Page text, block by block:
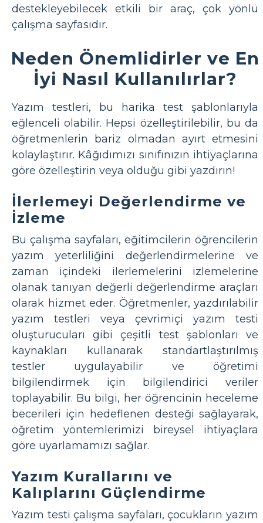
destekleyebilecek etkili bir araç, çok yönlü
çalışma sayfasıdır.
Neden Önemlidirler ve En
İyi Nasıl Kullanılırlar?
Yazım testleri, bu harika test şablonlarıyla
eğlenceli olabilir. Hepsi özelleştirilebilir, bu da
öğretmenlerin bariz olmadan ayırt etmesini
kolaylaştırır. Kâğıdımızı sınıfınızın ihtiyaçlarına
göre özelleştirin veya olduğu gibi yazdırın!
İlerlemeyi Değerlendirme ve
İzleme
Bu çalışma sayfaları, eğitimcilerin öğrencilerin
yazım yeterliliğini değerlendirmelerine ve
zaman içindeki ilerlemelerini izlemelerine
olanak tanıyan değerli değerlendirme araçları
olarak hizmet eder. Öğretmenler, yazdırılabilir
yazım testleri veya çevrimiçi yazım testi
oluşturucuları gibi çeşitli test şablonları ve
kaynakları kullanarak standartlaştırılmış
testler uygulayabilir ve öğretimi
bilgilendirmek için bilgilendirici veriler
toplayabilir. Bu bilgi, her öğrencinin heceleme
becerileri için hedeflenen desteği sağlayarak,
öğretim yöntemlerimizi bireysel ihtiyaçlara
göre uyarlamamızı sağlar.
Yazım Kurallarını ve
Kalıplarını Güçlendirme
Yazım testi çalışma sayfaları, çocukların yazım